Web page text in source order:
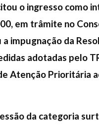
o ingresso como
em trâmite no
impugnação da
adotadas pelo
Atenção Prioritária
da categoria